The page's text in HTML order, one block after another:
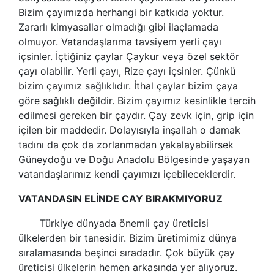
Bizim çayımızda herhangi bir katkıda yoktur.
Zararlı kimyasallar olmadığı gibi ilaçlamada
olmuyor. Vatandaşlarıma tavsiyem yerli çayı
içsinler. İçtiğiniz çaylar Çaykur veya özel sektör
çayı olabilir. Yerli çayı, Rize çayı içsinler. Çünkü
bizim çayımız sağlıklıdır. İthal çaylar bizim çaya
göre sağlıklı değildir. Bizim çayımız kesinlikle tercih
edilmesi gereken bir çaydır. Çay zevk için, grip için
içilen bir maddedir. Dolayısıyla inşallah o damak
tadını da çok da zorlanmadan yakalayabilirsek
Güneydoğu ve Doğu Anadolu Bölgesinde yaşayan
vatandaşlarımız kendi çayımızı içebileceklerdir.
VATANDASIN ELİNDE CAY BIRAKMIYORUZ
Türkiye dünyada önemli çay üreticisi
ülkelerden bir tanesidir. Bizim üretimimiz dünya
sıralamasında beşinci sıradadır. Çok büyük çay
üreticisi ülkelerin hemen arkasında yer alıyoruz.